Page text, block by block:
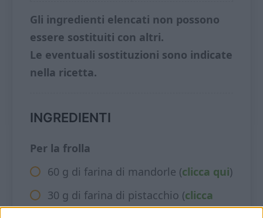
Gli ingredienti elencati non possono
essere sostituiti con altri.
Le eventuali sostituzioni sono indicate
nella ricetta.
INGREDIENTI
Per la frolla
60 g di farina di mandorle (clicca qui)
30 g di farina di pistacchio (clicca
qui)